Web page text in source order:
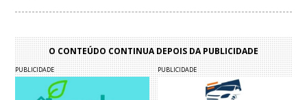
O CONTEÚDO CONTINUA DEPOIS DA PUBLICIDADE
PUBLICIDADE PUBLICIDADE